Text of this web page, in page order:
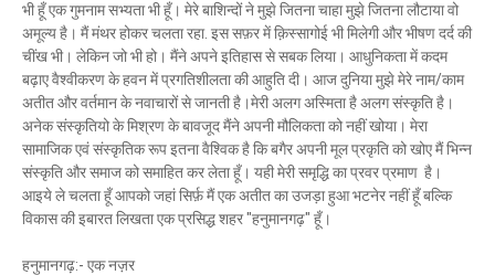
भी हूँ एक गुमनाम सभ्यता भी हूँ। मेरे बाशिन्दों ने मुझे जितना चाहा मुझे जितना लौटाया वो
अमूल्य है। मैं मंथर होकर चलता रहा. इस सफ़र में क़िस्सागोई भी मिलेगी और भीषण दर्द की
चींख भी। लेकिन जो भी हो। मैंने अपने इतिहास से सबक लिया। आधुनिकता में कदम
बढ़ाए वैश्वीकरण के हवन में प्रगतिशीलता की आहुति दी। आज दुनिया मुझे मेरे नाम/काम
अतीत और वर्तमान के नवाचारों से जानती है।मेरी अलग अस्मिता है अलग संस्कृति है।
अनेक संस्कृतियो के मिश्रण के बावजूद मैंने अपनी मौलिकता को नहीं खोया। मेरा
सामाजिक एवं संस्कृतिक रूप इतना वैश्विक है कि बगैर अपनी मूल प्रकृति को खोए मैं भिन्न
संस्कृति और समाज को समाहित कर लेता हूँ। यही मेरी समृद्धि का प्रवर प्रमाण है।
आइये ले चलता हूँ आपको जहां सिर्फ़ मैं एक अतीत का उजड़ा हुआ भटनेर नहीं हूँ बल्कि
विकास की इबारत लिखता एक प्रसिद्ध शहर "हनुमानगढ़" हूँ।
हनुमानगढ़:- एक नज़र